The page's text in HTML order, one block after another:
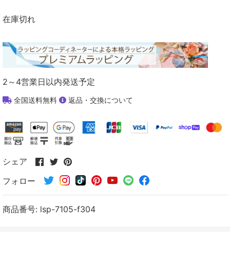
在庫切れ
2～4営業日以内発送予定
全国送料無料 返品・交換について
シェア
Facebook
シ
ェ
す
Twitter
シ
ェ
ア
Pinterest
シ
ェ
ア
フォロー
商品番号: lsp-7105-f304